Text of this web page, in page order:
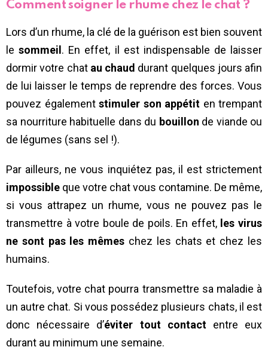
Comment soigner le rhume chez le chat ?
Lors d’un rhume, la clé de la guérison est bien souvent
lesommeil . En effet, il est indispensable de laisser
dormir votre chat au chaud durant quelques jours afin
de lui laisser le temps de reprendre des forces. Vous
pouvez également stimuler son appétit en trempant
sa nourriture habituelle dans du bouillon de viande ou
de légumes (sans sel !).
Par ailleurs, ne vous inquiétez pas, il est strictement
impossible que votre chat vous contamine. De même,
si vous attrapez un rhume, vous ne pouvez pas le
transmettre à votre boule de poils. En effet, les virus
ne sont pas les mêmes chez les chats et chez les
humains.
Toutefois, votre chat pourra transmettre sa maladie à
un autre chat. Si vous possédez plusieurs chats, il est
donc nécessaire d’éviter tout contactentre eux
durant au minimum une semaine.